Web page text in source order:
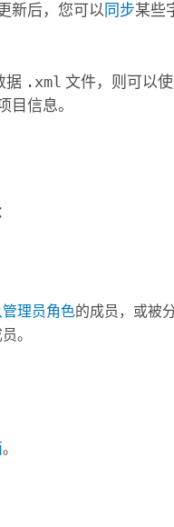
新后，您可以 同步某些
据 .xml 文件，则可以
目信息。
管理员角色的成员，或被
。
。